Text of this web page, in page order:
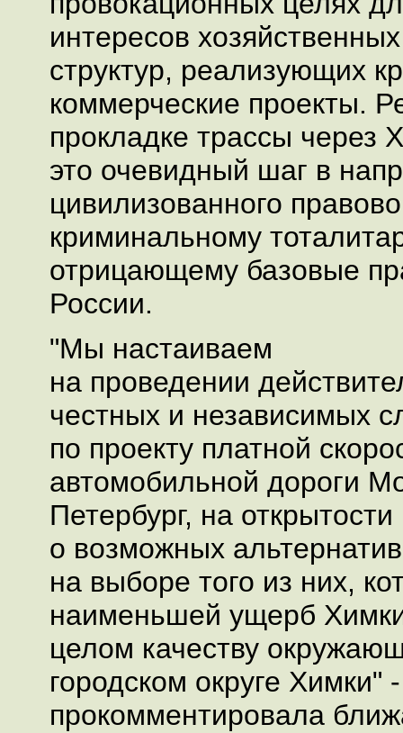
интересов
структур, реализующих
коммерческие проекты.
прокладке трассы через
это очевидный шаг в
цивилизованного
криминальному
отрицающему базовые
России.
"Мы настаиваем
на проведении
честных и независимых
по проекту платной
автомобильной дороги
Петербург, на
о возможных
на выборе того из них,
наименьшей ущерб
целом качеству
городском округе Химки"
прокомментировала